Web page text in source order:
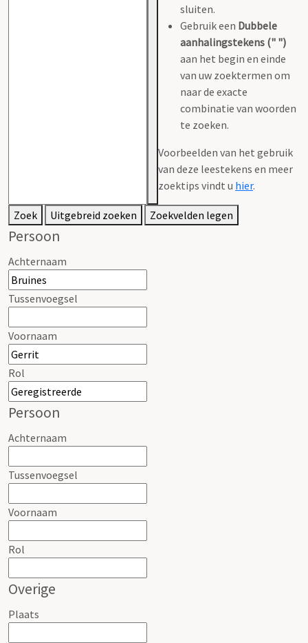
sluiten.
Gebruik een Dubbele
aanhalingstekens (" ")
aan het begin en einde
van uw zoektermen om
naar de exacte
combinatie van woorden
te zoeken.
Voorbeelden van het gebruik
van deze leestekens en meer
zoektips vindt u hier.
Zoek Uitgebreid zoeken Zoekvelden legen
Persoon
Achternaam
Tussenvoegsel
Voornaam
Rol
Persoon
Achternaam
Tussenvoegsel
Voornaam
Rol
Overige
Plaats